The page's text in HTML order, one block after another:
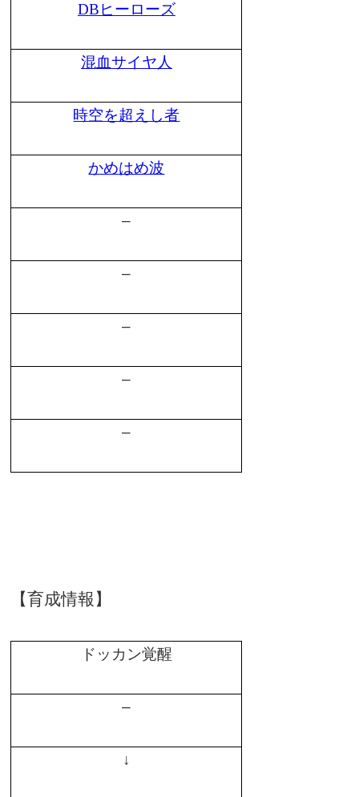
DBヒーローズ
混血サイヤ人
時空を超えし者
かめはめ波
–
–
–
–
–
【育成情報】
ドッカン覚醒
–
↓